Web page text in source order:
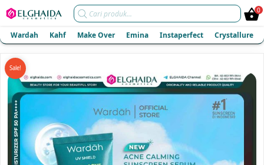
Products
search
0
Wardah Kahf Make Over Emina Instaperfect Crystallure
Sale!